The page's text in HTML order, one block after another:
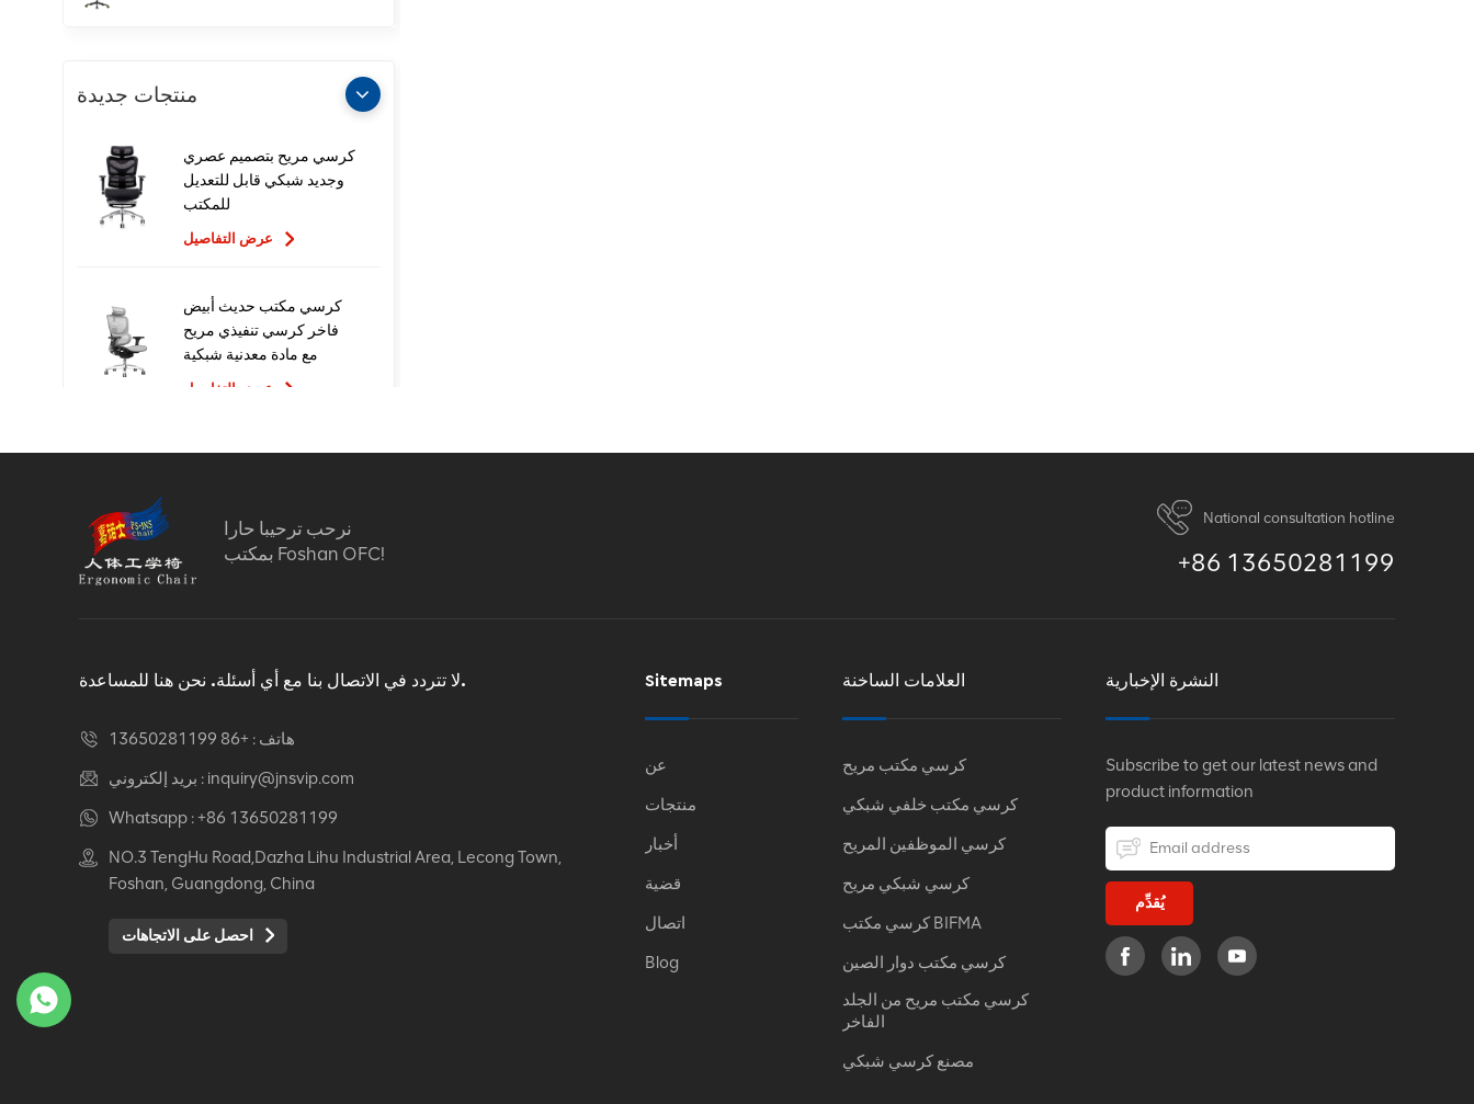
منتجات جديدة
كرسي مريح بتصميم عصري
وجديد شبكي قابل للتعديل
للمكتب
كرسي مكتب حديث أبيض
فاخر كرسي تنفيذي مريح
مع مادة معدنية شبكية
للاستخدام المكتبي
تصميم جديد عالي الجودة
عرض التفاصيل
كرسي جلدي مريح Auding:
المكتبي والمنزلي
عرض التفاصيل
كرسي جلدي مريح من
طوال اليوم
نرحب ترحيبا حارا
بمكتب Foshan OFC!
National consultation hotline
+86 13650281199
لا تتردد في الاتصال بنا مع أي أسئلة. نحن هنا للمساعدة.
هاتف : +86 13650281199
بريد إلكتروني : inquiry@jnsvip.com
Whatsapp :+86 13650281199
NO.3 TengHu Road,Dazha Lihu Industrial Area, Lecong Town,
Foshan, Guangdong, China
Sitemaps
عن
منتجات
أخبار
قضية
اتصال
Blog
العلامات الساخنة
كرسي مكتب مريح
كرسي مكتب خلفي شبكي
كرسي الموظفين المريح
كرسي شبكي مريح
كرسي مكتب BIFMA
كرسي مكتب دوار الصين
كرسي مكتب مريح من الجلد
الفاخر
مصنع كرسي شبكي
النشرة الإخبارية
Subscribe to get our latest news and
product information
يُقدِّم